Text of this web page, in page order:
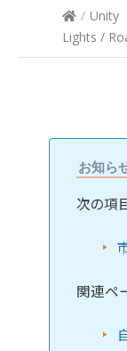
/ Unity
Lights /
お知ら
次の項
関連ペ